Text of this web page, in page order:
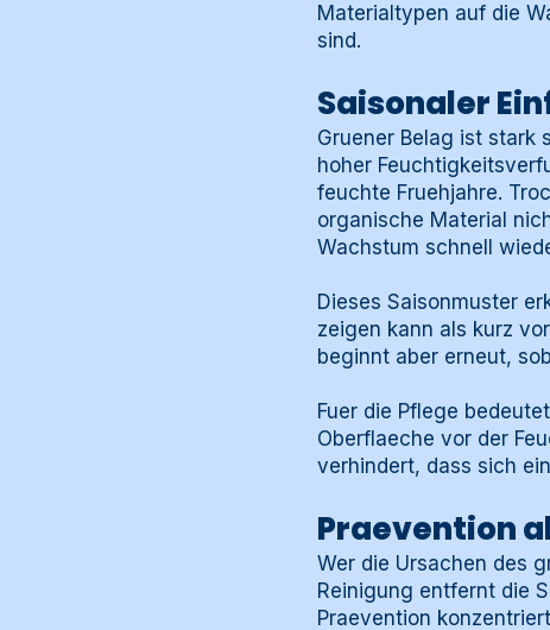
Materialtypen auf die
sind.
Saisonaler
Gruener Belag ist stark
hoher
feuchte Fruehjahre.
organische Material
Wachstum schnell
Dieses Saisonmuster
zeigen kann als kurz
beginnt aber erneut,
Fuer die Pflege
Oberflaeche vor der
verhindert, dass sich
Praevention
Wer die Ursachen des
Reinigung entfernt die
Praevention